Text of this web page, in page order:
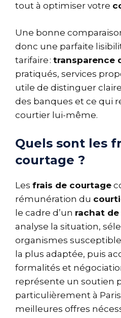
tout à optimiser votre
Une bonne
donc une parfaite
tarifaire : transparence
pratiqués, services
utile de distinguer
des banques et ce qui
courtier lui-même.
Quels sont les
courtage ?
Les frais de courtage
rémunération du
le cadre d’un rachat
analyse la situation,
organismes
la plus adaptée, puis
formalités et
représente un soutien
particulièrement à Paris
meilleures offres